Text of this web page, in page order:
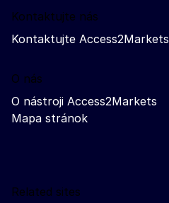
Kontaktujte nás
Kontaktujte Access2Markets
O nás
O nástroji Access2Markets
Mapa stránok
Related sites